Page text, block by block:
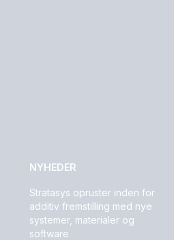
NYHEDER
Stratasys opruster inden for
additiv fremstilling med nye
systemer, materialer og
software